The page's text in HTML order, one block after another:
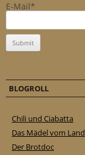
E-Mail*
BLOGROLL
Chili und Ciabatta
Das Mädel vom Land
Der Brotdoc